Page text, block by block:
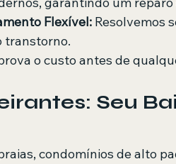
Flexível: Resolvemos
transtorno.
o custo antes de
Seu
condomínios de alto